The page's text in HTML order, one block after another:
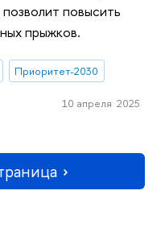
повысить
прыжков.
Приоритет-2030
10 апреля 2025